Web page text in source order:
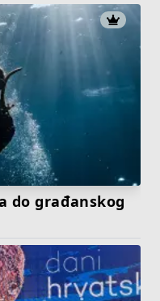
do građanskog